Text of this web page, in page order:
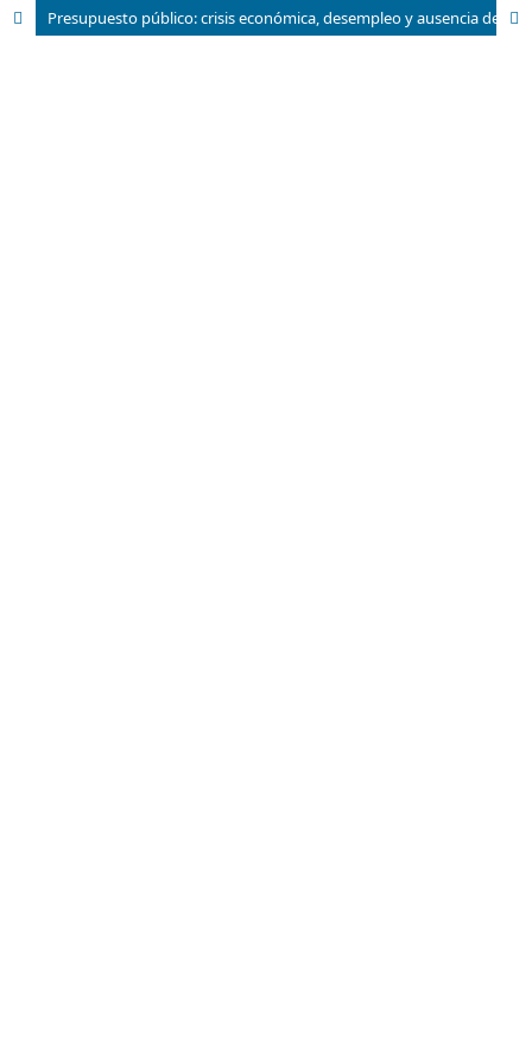
Presupuesto público: crisis económica, desempleo y ausencia de federalismo fiscal en México